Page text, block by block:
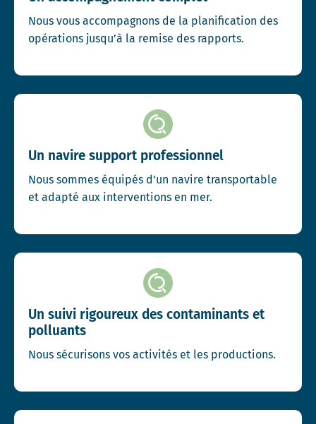
Nous vous accompagnons de la planification des
opérations jusqu’à la remise des rapports.
Un navire support professionnel
Nous sommes équipés d’un navire transportable
et adapté aux interventions en mer.
Un suivi rigoureux des contaminants et
polluants
Nous sécurisons vos activités et les productions.